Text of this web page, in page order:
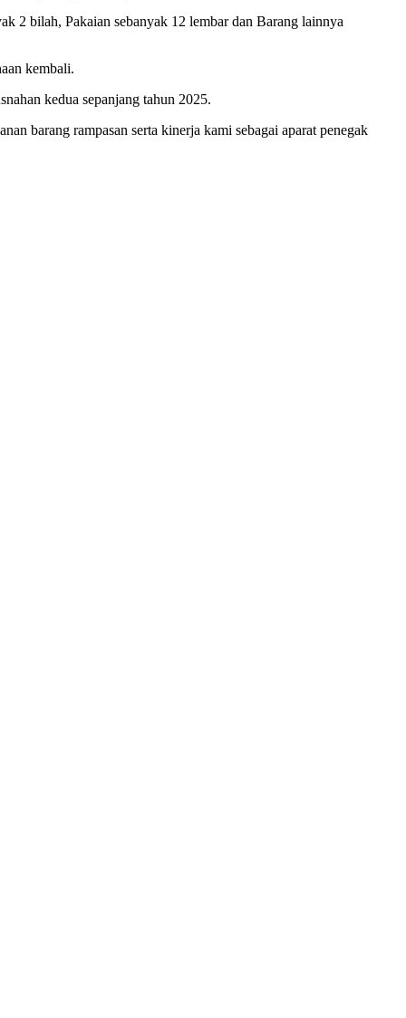
2 bilah, Pakaian sebanyak 12 lembar dan Barang lainnya
kembali.
kedua sepanjang tahun 2025.
barang rampasan serta kinerja kami sebagai aparat penegak